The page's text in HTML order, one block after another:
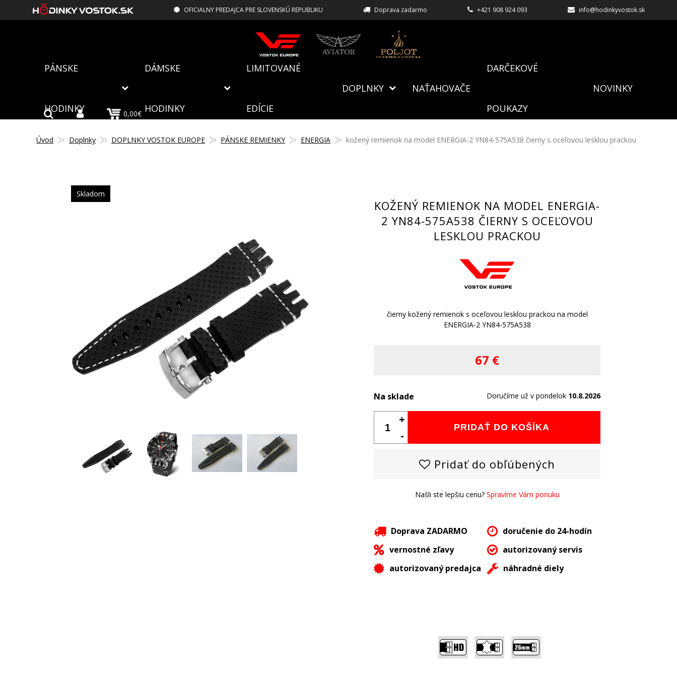
OFICIALNY PREDAJCA PRE SLOVENSKÚ REPUBLIKU Doprava zadarmo +421 908 924 093 info@hodinkyvostok.sk
PÁNSKE
HODINKY
DÁMSKE
HODINKY
LIMITOVANÉ
EDÍCIE
DOPLNKY NAŤAHOVAČE
DARČEKOVÉ
POUKAZY
NOVINKY
0,00€
Úvod Doplnky DOPLNKY VOSTOK EUROPE PÁNSKE REMIENKY ENERGIA kožený remienok na model ENERGIA-2 YN84-575A538 čierny s oceľovou lesklou prackou
Skladom
KOŽENÝ REMIENOK NA MODEL ENERGIA-
2 YN84-575A538 ČIERNY S OCEĽOVOU
LESKLOU PRACKOU
čierny kožený remienok s oceľovou lesklou prackou na model
ENERGIA-2 YN84-575A538
67 €
Na sklade Doručíme už v pondelok 10.8.2026
PRIDAŤ DO KOŠÍKA
+
-
Pridať do obľúbených
Našli ste lepšiu cenu? Spravíme Vám ponuku
Doprava ZADARMO
doručenie do 24-hodín
vernostné zľavy
autorizovaný servis
autorizovaný predajca
náhradné diely